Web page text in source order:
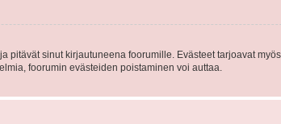
pitävät sinut kirjautuneena foorumille. Evästeet tarjoavat
foorumin evästeiden poistaminen voi auttaa.